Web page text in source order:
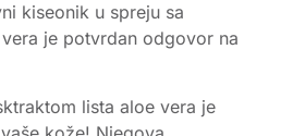
kiseonik u spreju sa
je potvrdan odgovor na
lista aloe vera je